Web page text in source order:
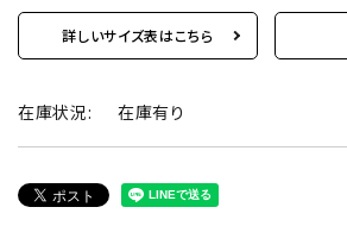
詳しいサイズ表はこちら
在庫状況: 在庫有り